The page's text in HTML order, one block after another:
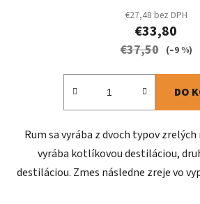
€27,48 bez DPH
€33,80
€37,50 (–9 %)
DO
Rum sa vyrába z dvoch typov zrelých
vyrába kotlíkovou destiláciou,
destiláciou. Zmes následne zreje vo